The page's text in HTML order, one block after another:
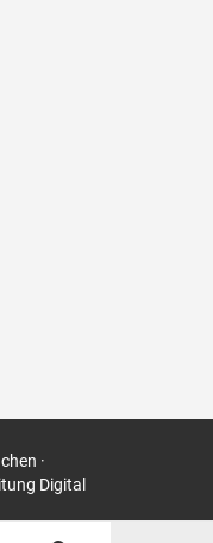
·
Digital